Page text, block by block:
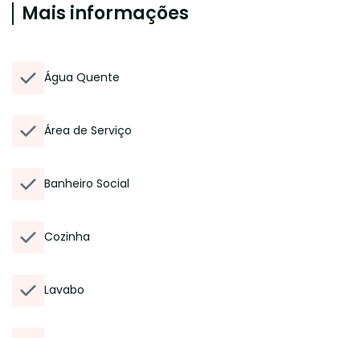
Mais informações
Água Quente
Área de Serviço
Banheiro Social
Cozinha
Lavabo